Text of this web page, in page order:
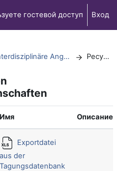
гостевой доступ Вход
Offene interdisziplinäre Angebote Ресурсы
Имя Описание
Exportdatei
aus der
Tagungsdatenbank